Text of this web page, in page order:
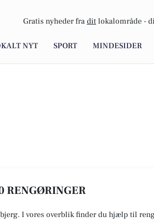
Gratis nyheder fra dit lokalområde -
NYT SPORT MINDESIDER
RENGØRINGER
I vores overblik finder du hjælp til